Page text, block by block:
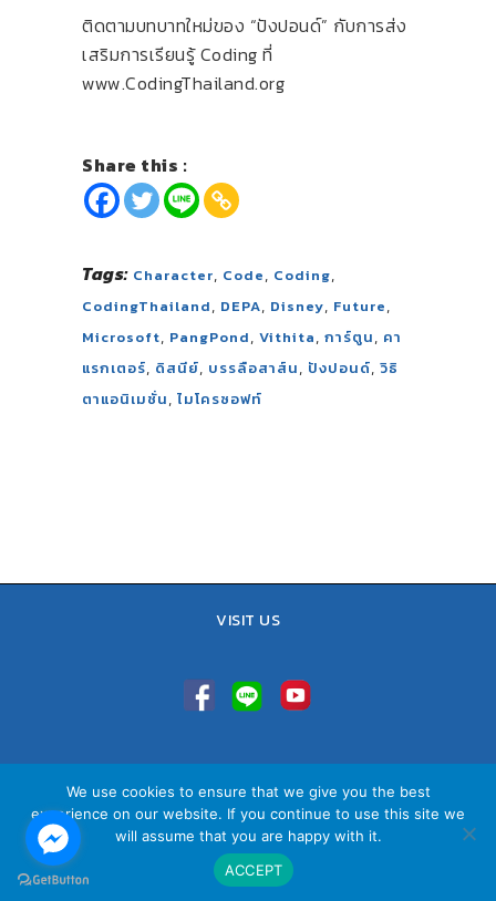
ติดตามบทบาทใหม่ของ “ปังปอนด์” กับการส่ง
เสริมการเรียนรู้ Coding ที่
www.CodingThailand.org
Share this :
Tags: Character, Code, Coding,
CodingThailand, DEPA, Disney, Future,
Microsoft, PangPond, Vithita, การ์ตูน, คา
แรกเตอร์, ดิสนีย์, บรรลือสาส์น, ปังปอนด์, วิธิ
ตาแอนิเมชั่น, ไมโครซอฟท์
VISIT US
Sales Team : 084-085-6324
Email : contact@vithita.com
นโยบายทางธุรกิจ
We use cookies to ensure that we give you the best
experience on our website. If you continue to use this site we
will assume that you are happy with it.
ACCEPT